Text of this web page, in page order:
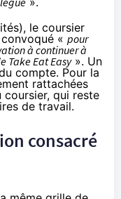
le coursier
« pour
à continuer à
Take Eat Easy». Un
compte. Pour la
rattachées
qui reste
de travail.
consacré